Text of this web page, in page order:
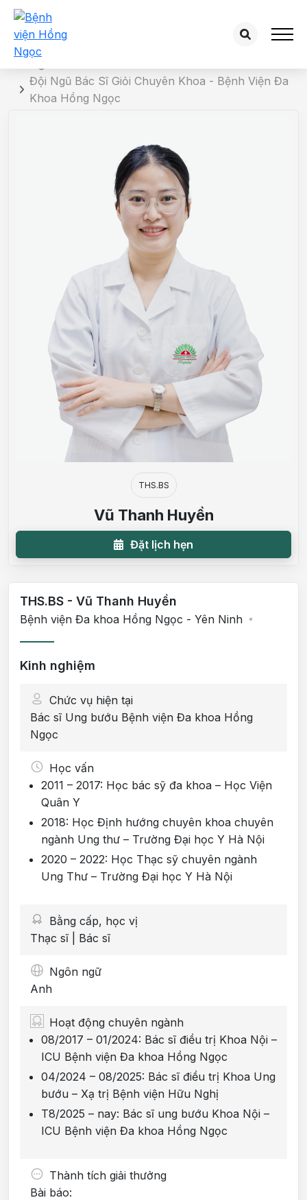
Chi tiết bác sĩ
Đội Ngũ Bác Sĩ Giỏi Chuyên Khoa - Bệnh Viện Đa
Khoa Hồng Ngọc
THS.BS
Vũ Thanh Huyền
Đặt lịch hẹn
THS.BS - Vũ Thanh Huyền
Bệnh viện Đa khoa Hồng Ngọc - Yên Ninh
Kinh nghiệm
Chức vụ hiện tại
Bác sĩ Ung bướu Bệnh viện Đa khoa Hồng
Ngọc
Học vấn
2011 – 2017: Học bác sỹ đa khoa – Học Viện
Quân Y
2018: Học Định hướng chuyên khoa chuyên
ngành Ung thư – Trường Đại học Y Hà Nội
2020 – 2022: Học Thạc sỹ chuyên ngành
Ung Thư – Trường Đại học Y Hà Nội
Bằng cấp, học vị
Thạc sĩ | Bác sĩ
Ngôn ngữ
Anh
Hoạt động chuyên ngành
08/2017 – 01/2024: Bác sĩ điều trị Khoa Nội –
ICU Bệnh viện Đa khoa Hồng Ngọc
04/2024 – 08/2025: Bác sĩ điều trị Khoa Ung
bướu – Xạ trị Bệnh viện Hữu Nghị
T8/2025 – nay: Bác sĩ ung bướu Khoa Nội –
ICU Bệnh viện Đa khoa Hồng Ngọc
Thành tích giải thưởng
Bài báo: